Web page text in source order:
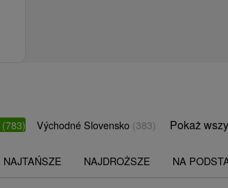
(783) Východné Slovensko (383) Pokaż
NAJTAŃSZE NAJDROŻSZE NA